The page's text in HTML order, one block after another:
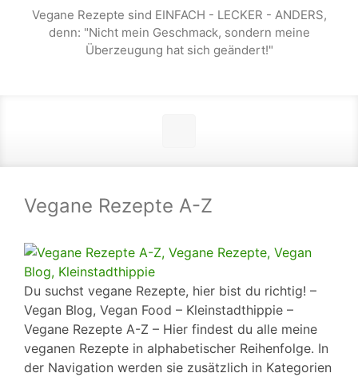
Vegane Rezepte sind EINFACH - LECKER - ANDERS,
denn: "Nicht mein Geschmack, sondern meine
Überzeugung hat sich geändert!"
Vegane Rezepte A-Z
Du suchst vegane Rezepte, hier bist du richtig! –
Vegan Blog, Vegan Food – Kleinstadthippie –
Vegane Rezepte A-Z – Hier findest du alle meine
veganen Rezepte in alphabetischer Reihenfolge. In
der Navigation werden sie zusätzlich in Kategorien